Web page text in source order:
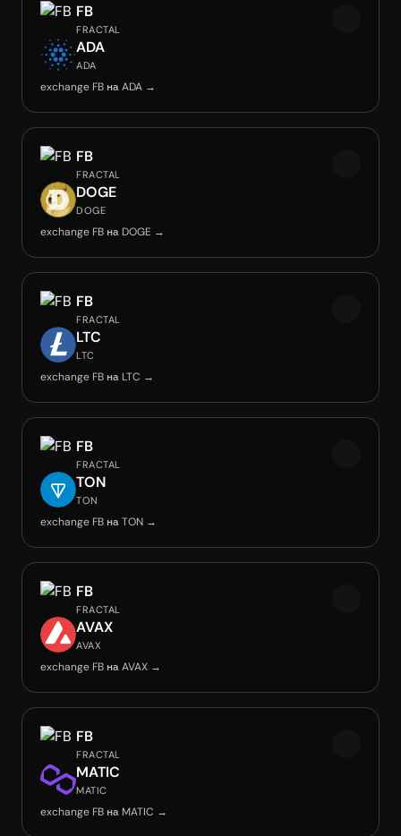
FB
FRACTAL
ADA
ADA
exchange FB на ADA →
FB
FRACTAL
DOGE
DOGE
exchange FB на DOGE →
FB
FRACTAL
LTC
LTC
exchange FB на LTC →
FB
FRACTAL
TON
TON
exchange FB на TON →
FB
FRACTAL
AVAX
AVAX
exchange FB на AVAX →
FB
FRACTAL
MATIC
MATIC
exchange FB на MATIC →